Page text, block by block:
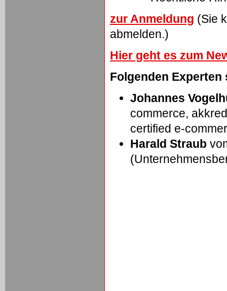
zur Anmeldung (Sie
abmelden.)
Hier geht es zum
Folgenden
Johannes
commerce,
certified e-
Harald Straub